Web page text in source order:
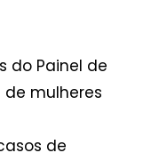
do Painel de
mulheres
de